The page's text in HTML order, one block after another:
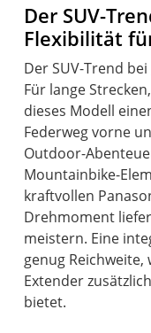
Der SUV-
Flexibilität
Der SUV-Trend bei
Für lange
dieses Modell
Federweg vorne
Outdoor-
Mountainbike-
kraftvollen
Drehmoment
meistern. Eine
genug
Extender
bietet.